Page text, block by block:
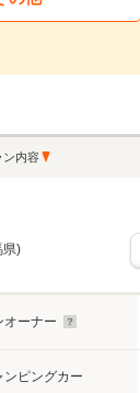
ン内容
県)
オーナー
ンピングカー